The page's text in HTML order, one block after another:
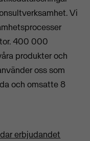
Vi
400 000
produkter och
oss som
och omsatte 8
erbjudandet